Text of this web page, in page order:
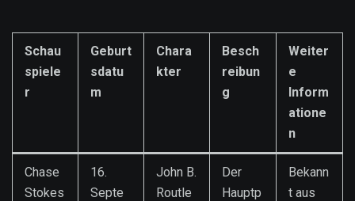
Schau
spiele
r
Geburt
sdatu
m
Chara
kter
Besch
reibun
g
Weiter
e
Inform
atione
n
Chase
Stokes
16.
Septe
John B.
Routle
Der
Hauptp
Bekann
t aus